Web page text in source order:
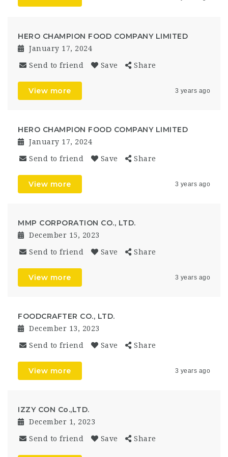
HERO CHAMPION FOOD COMPANY LIMITED
January 17, 2024
Send to friend Save Share
View more 3 years ago
HERO CHAMPION FOOD COMPANY LIMITED
January 17, 2024
Send to friend Save Share
View more 3 years ago
MMP CORPORATION CO., LTD.
December 15, 2023
Send to friend Save Share
View more 3 years ago
FOODCRAFTER CO., LTD.
December 13, 2023
Send to friend Save Share
View more 3 years ago
IZZY CON Co.,LTD.
December 1, 2023
Send to friend Save Share